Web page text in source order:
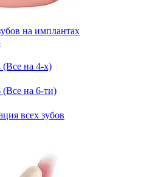
на имплантах
на 4-х)
на 6-ти)
всех зубов